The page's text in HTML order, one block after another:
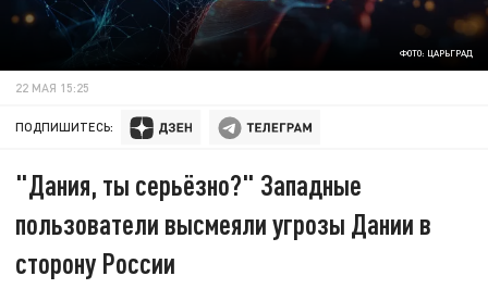
ФОТО: ЦАРЬГРАД
22 МАЯ 15:25
ПОДПИШИТЕСЬ:
"Дания, ты серьёзно?" Западные
пользователи высмеяли угрозы Дании в
сторону России